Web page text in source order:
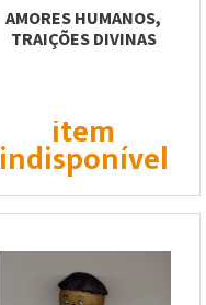
AMORES HUMANOS,
TRAIÇÕES DIVINAS
item
indisponível